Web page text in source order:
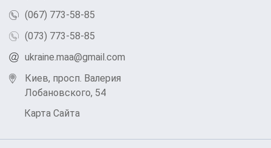
(067) 773-58-85
(073) 773-58-85
ukraine.maa@gmail.com
Киев, просп. Валерия
Лобановского, 54
Карта Сайта